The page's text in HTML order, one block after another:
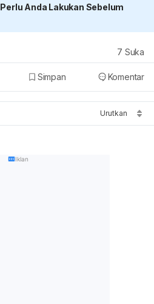
Anda Lakukan Sebelum
Simpan Komentar
7 Suka
Urutkan
Iklan